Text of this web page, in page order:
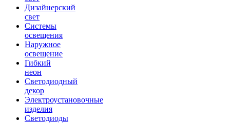
Дизайнерский
свет
Системы
освещения
Наружное
освещение
Гибкий
неон
Светодиодный
декор
Электроустановочные
изделия
Светодиоды